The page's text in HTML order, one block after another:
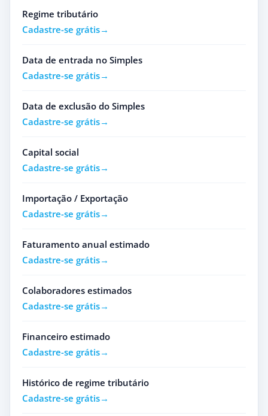
Regime tributário
Cadastre-se grátis
Data de entrada no Simples
Cadastre-se grátis
Data de exclusão do Simples
Cadastre-se grátis
Capital social
Cadastre-se grátis
Importação / Exportação
Cadastre-se grátis
Faturamento anual estimado
Cadastre-se grátis
Colaboradores estimados
Cadastre-se grátis
Financeiro estimado
Cadastre-se grátis
Histórico de regime tributário
Cadastre-se grátis